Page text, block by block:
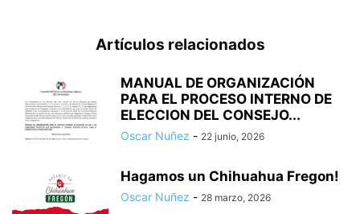
Artículos relacionados
MANUAL DE ORGANIZACIÓN
PARA EL PROCESO INTERNO DE
ELECCION DEL CONSEJO...
Oscar Nuñez - 22 junio, 2026
Hagamos un Chihuahua Fregon!
Oscar Nuñez - 28 marzo, 2026